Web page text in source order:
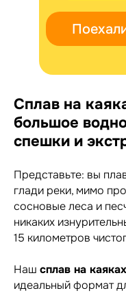
Сплав на
большое
спешки и
Представьте: вы
глади реки, мимо
сосновые леса и
никаких
15 километров
Наш сплав на
идеальный формат